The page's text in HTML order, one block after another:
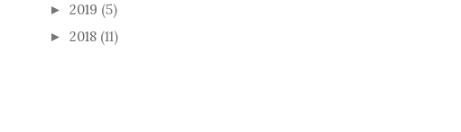
► 2019 (5)
► 2018 (11)